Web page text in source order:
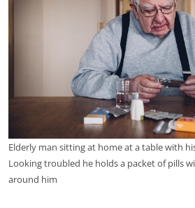
Elderly man sitting at home at a table with
Looking troubled he holds a packet of pills
around him